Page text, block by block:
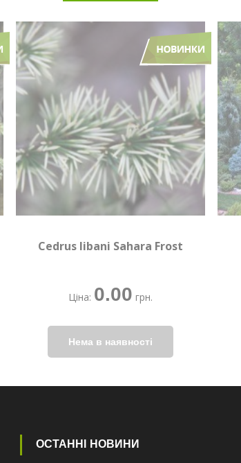
Cedrus libani Sahara Frost
Ціна: 0.00 грн.
ОСТАННІ НОВИНИ